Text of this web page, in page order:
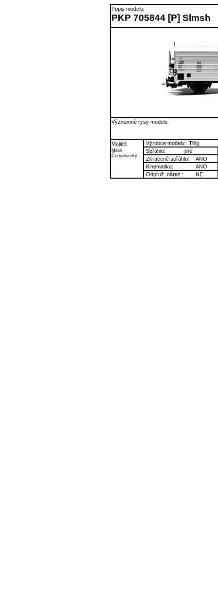
Popis modelu:
PKP 705844 [P] Slmsh
Významné rysy modelu:
Majitel:
Milan
Černohorský
Výrobce modelu: Tillig
Spřáhlo:
jiné
Zkrácené spřáhlo:
ANO
Kinematika:
ANO
Odpruž. náraz.:
NE